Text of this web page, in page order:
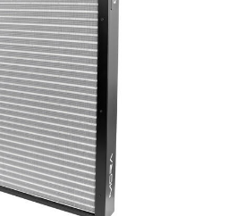
für Enthusiasten
Radiatoren sind für übertaktete
und Server ausgelegt, die